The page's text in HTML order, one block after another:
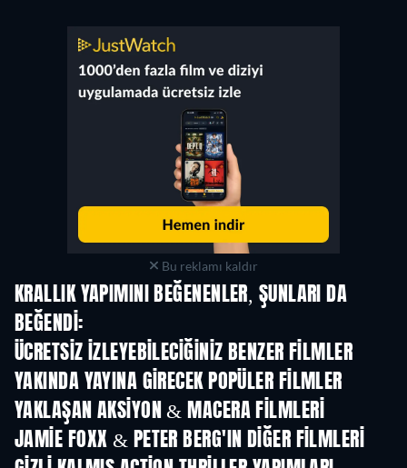
Bu reklamı kaldır
KRALLIK YAPIMINI BEĞENENLER, ŞUNLARI DA
BEĞENDI:
ÜCRETSIZ IZLEYEBILECIĞINIZ BENZER FILMLER
YAKINDA YAYINA GIRECEK POPÜLER FILMLER
YAKLAŞAN AKSIYON & MACERA FILMLERI
JAMIE FOXX & PETER BERG'IN DIĞER FILMLERI